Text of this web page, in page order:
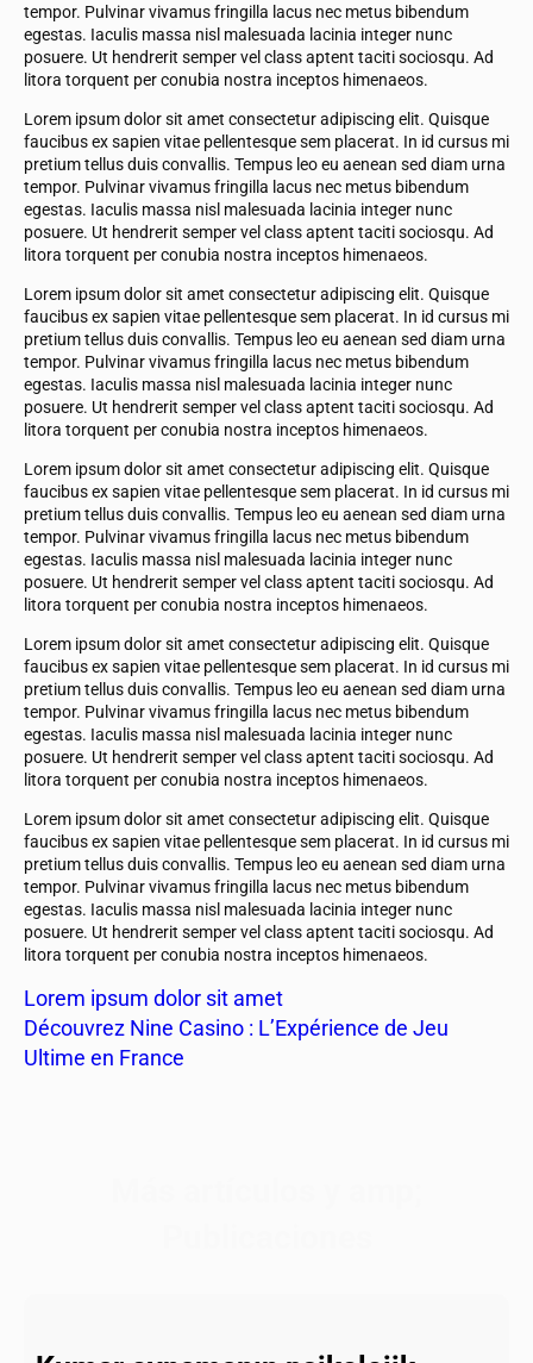
tempor. Pulvinar vivamus fringilla lacus nec metus bibendum
egestas. Iaculis massa nisl malesuada lacinia integer nunc
posuere. Ut hendrerit semper vel class aptent taciti sociosqu. Ad
litora torquent per conubia nostra inceptos himenaeos.
Lorem ipsum dolor sit amet consectetur adipiscing elit. Quisque
faucibus ex sapien vitae pellentesque sem placerat. In id cursus mi
pretium tellus duis convallis. Tempus leo eu aenean sed diam urna
tempor. Pulvinar vivamus fringilla lacus nec metus bibendum
egestas. Iaculis massa nisl malesuada lacinia integer nunc
posuere. Ut hendrerit semper vel class aptent taciti sociosqu. Ad
litora torquent per conubia nostra inceptos himenaeos.
Lorem ipsum dolor sit amet consectetur adipiscing elit. Quisque
faucibus ex sapien vitae pellentesque sem placerat. In id cursus mi
pretium tellus duis convallis. Tempus leo eu aenean sed diam urna
tempor. Pulvinar vivamus fringilla lacus nec metus bibendum
egestas. Iaculis massa nisl malesuada lacinia integer nunc
posuere. Ut hendrerit semper vel class aptent taciti sociosqu. Ad
litora torquent per conubia nostra inceptos himenaeos.
Lorem ipsum dolor sit amet consectetur adipiscing elit. Quisque
faucibus ex sapien vitae pellentesque sem placerat. In id cursus mi
pretium tellus duis convallis. Tempus leo eu aenean sed diam urna
tempor. Pulvinar vivamus fringilla lacus nec metus bibendum
egestas. Iaculis massa nisl malesuada lacinia integer nunc
posuere. Ut hendrerit semper vel class aptent taciti sociosqu. Ad
litora torquent per conubia nostra inceptos himenaeos.
Lorem ipsum dolor sit amet consectetur adipiscing elit. Quisque
faucibus ex sapien vitae pellentesque sem placerat. In id cursus mi
pretium tellus duis convallis. Tempus leo eu aenean sed diam urna
tempor. Pulvinar vivamus fringilla lacus nec metus bibendum
egestas. Iaculis massa nisl malesuada lacinia integer nunc
posuere. Ut hendrerit semper vel class aptent taciti sociosqu. Ad
litora torquent per conubia nostra inceptos himenaeos.
Lorem ipsum dolor sit amet consectetur adipiscing elit. Quisque
faucibus ex sapien vitae pellentesque sem placerat. In id cursus mi
pretium tellus duis convallis. Tempus leo eu aenean sed diam urna
tempor. Pulvinar vivamus fringilla lacus nec metus bibendum
egestas. Iaculis massa nisl malesuada lacinia integer nunc
posuere. Ut hendrerit semper vel class aptent taciti sociosqu. Ad
litora torquent per conubia nostra inceptos himenaeos.
Lorem ipsum dolor sit amet
Découvrez Nine Casino : L’Expérience de Jeu
Ultime en France